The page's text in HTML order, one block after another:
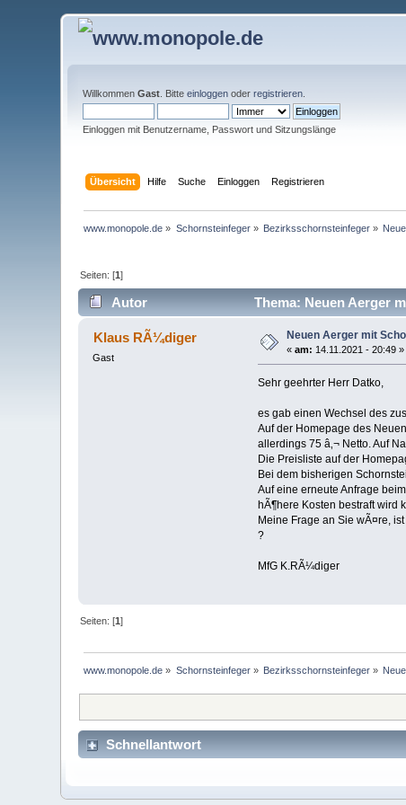
WillkommenGast . Bitteeinloggen oderregistrieren
Einloggen mit Benutzername, Passwort und Sitzungslänge
Übersicht Hilfe Suche Einloggen Registrieren
www.monopole.de » Schornsteinfeger» Bezirksschornsteinfeger »
Seiten: [1]
Autor Thema: Neuen Aerger
Klaus RÃ¼diger
Gast
Neuen Aerger mit
«am: 14.11.2021 - 20:49 »
Sehr geehrter Herr Datko,
es gab einen Wechsel des
Auf der Homepage des
allerdings 75 â‚¬ Netto. Auf
Die Preisliste auf der
Bei dem bisherigen
Auf eine erneute Anfrage
hÃ¶here Kosten bestraft wird
Meine Frage an Sie wÃ¤re,
?
MfG K.RÃ¼diger
Seiten: [1]
www.monopole.de » Schornsteinfeger» Bezirksschornsteinfeger »
Schnellantwort